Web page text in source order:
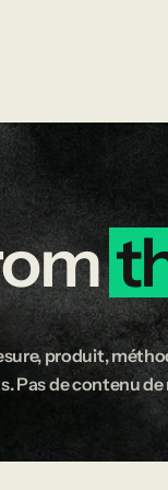
produit,
Pas de contenu